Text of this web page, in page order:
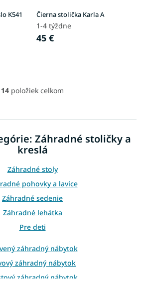
K541 Čierna stolička Karla A
1-4 týždne
45 €
O
á
d
a
c
e
p
r
v
k
y
v
p
i
s
u
14 položiek celkom
Záhradné stoličky a
kreslá
Záhradné stoly
pohovky a lavice
Záhradné sedenie
Záhradné lehátka
Pre deti
záhradný nábytok
záhradný nábytok
záhradný nábytok